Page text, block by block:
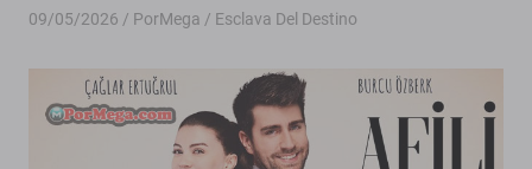
09/05/2026 PorMega Esclava Del Destino